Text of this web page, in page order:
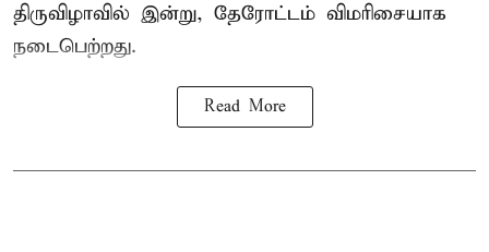
திருவிழாவில் இன்று, தேரோட்டம் விமரிசையாக
நடைபெற்றது.
Read More